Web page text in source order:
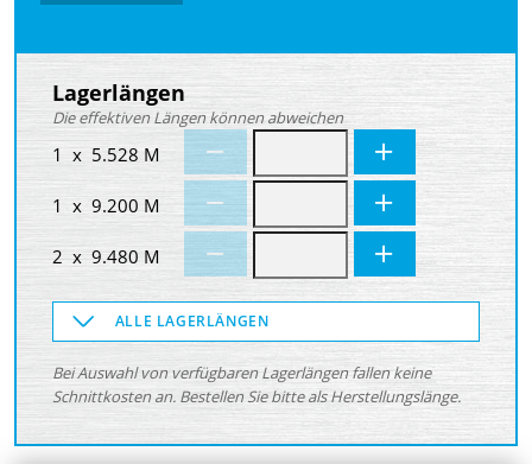
Lagerlängen
Die effektiven Längen können abweichen
1 x 5.528 M
1 x 9.200 M
2 x 9.480 M
ALLE LAGERLÄNGEN
Bei Auswahl von verfügbaren Lagerlängen fallen keine
Schnittkosten an. Bestellen Sie bitte als Herstellungslänge.